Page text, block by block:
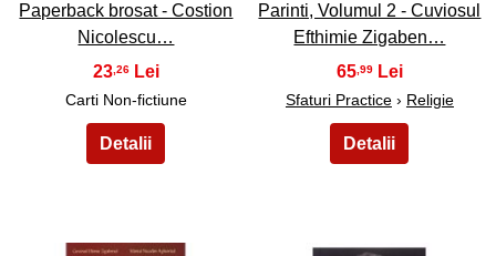
Paperback brosat - Costion
Nicolescu…
23 ,26
Carti Non-fictiune
Parinti, Volumul 2 - Cuviosul
Efthimie Zigaben…
65,99
Sfaturi Practice› Religie